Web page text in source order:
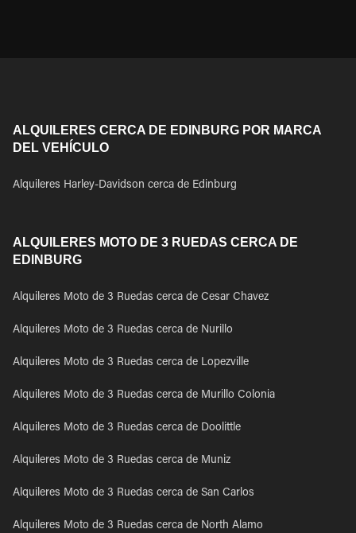
ALQUILERES CERCA DE EDINBURG POR MARCA
DEL VEHÍCULO
Alquileres Harley-Davidson cerca de Edinburg
ALQUILERES MOTO DE 3 RUEDAS CERCA DE
EDINBURG
Alquileres Moto de 3 Ruedas cerca de Cesar Chavez
Alquileres Moto de 3 Ruedas cerca de Nurillo
Alquileres Moto de 3 Ruedas cerca de Lopezville
Alquileres Moto de 3 Ruedas cerca de Murillo Colonia
Alquileres Moto de 3 Ruedas cerca de Doolittle
Alquileres Moto de 3 Ruedas cerca de Muniz
Alquileres Moto de 3 Ruedas cerca de San Carlos
Alquileres Moto de 3 Ruedas cerca de North Alamo